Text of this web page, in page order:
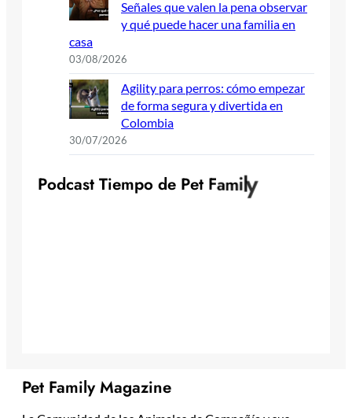
Señales que valen la pena observar
y qué puede hacer una familia en
casa
03/08/2026
Agility para perros: cómo empezar
de forma segura y divertida en
Colombia
30/07/2026
Podcast Tiempo de Pet Family
Pet Family Magazine